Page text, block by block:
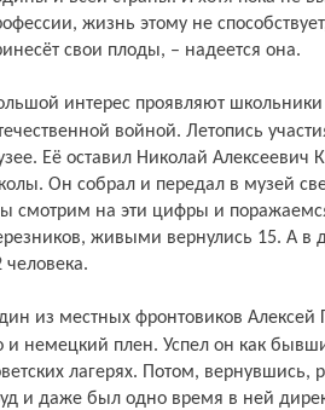
жизнь этому не
свои плоды, – надеется она.
войной. Летопись
Её оставил Николай Алексеевич
Он собрал и передал в музей
смотрим на эти цифры и
живыми вернулись 15. А в
человека.
и немецкий плен. Успел он как
лагерях. Потом, вернувшись,
и даже был одно время в ней